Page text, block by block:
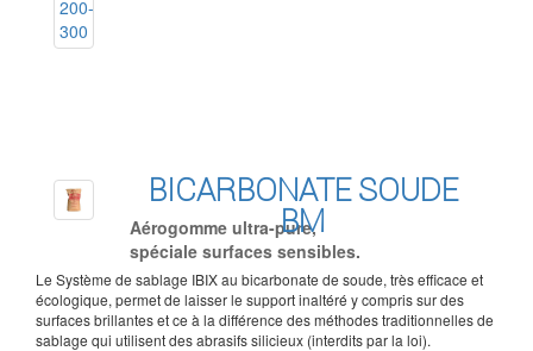
BICARBONATE SOUDE
BM
Aérogomme ultra-pure,
spéciale surfaces sensibles.
Le Système de sablage IBIX au bicarbonate de soude, très efficace et
écologique, permet de laisser le support inaltéré y compris sur des
surfaces brillantes et ce à la différence des méthodes traditionnelles de
sablage qui utilisent des abrasifs silicieux (interdits par la loi).